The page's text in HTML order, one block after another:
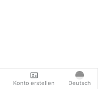
Konto erstellen Deutsch